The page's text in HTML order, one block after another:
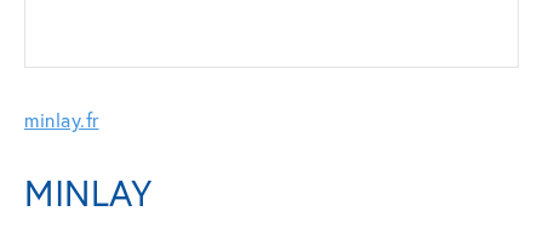
minlay.fr
MINLAY